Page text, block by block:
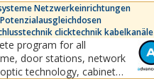
Netzwerkeinrichtungen
clicktechnik kabelkanäle
program for all